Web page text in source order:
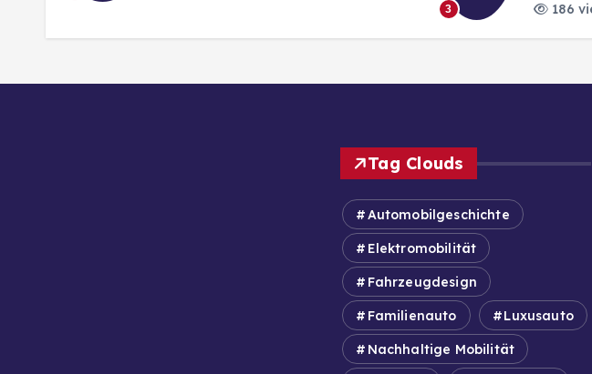
3
186
Tag Clouds
Automobilgeschichte
Elektromobilität
Fahrzeugdesign
Familienauto Luxusauto
Nachhaltige Mobilität